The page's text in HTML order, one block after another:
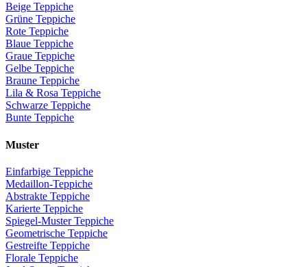
Beige Teppiche
Grüne Teppiche
Rote Teppiche
Blaue Teppiche
Graue Teppiche
Gelbe Teppiche
Braune Teppiche
Lila & Rosa Teppiche
Schwarze Teppiche
Bunte Teppiche
Muster
Einfarbige Teppiche
Medaillon-Teppiche
Abstrakte Teppiche
Karierte Teppiche
Spiegel-Muster Teppiche
Geometrische Teppiche
Gestreifte Teppiche
Florale Teppiche